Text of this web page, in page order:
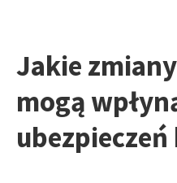
Jakie
mogą